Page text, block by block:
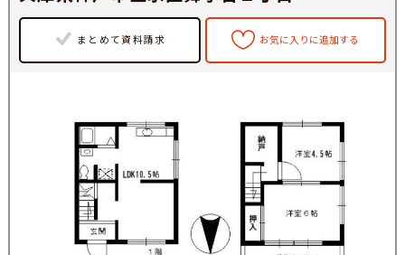
まとめて資料請求 お気に入りに追加する